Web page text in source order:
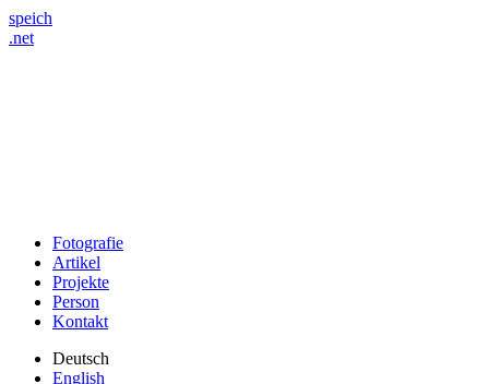
speich
.net
Fotografie
Artikel
Projekte
Person
Kontakt
Deutsch
English